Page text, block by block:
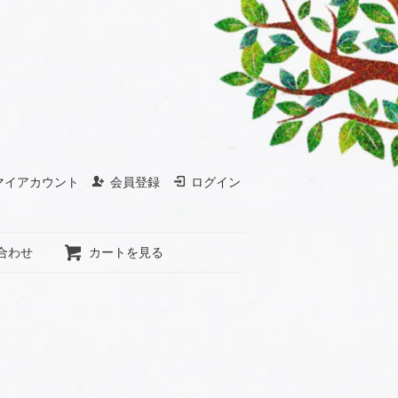
イアカウント 会員登録 ログイン
わせ カートを見る